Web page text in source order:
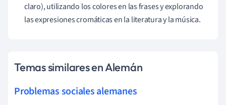
claro), utilizando los colores en las frases y explorando
las expresiones cromáticas en la literatura y la música.
Temas similares en Alemán
Problemas sociales alemanes